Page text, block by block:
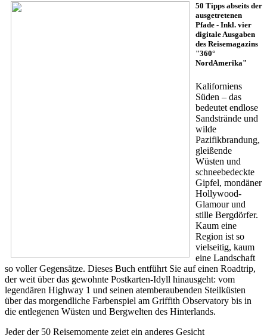
50 Tipps abseits der
ausgetretenen
Pfade - Inkl. vier
digitale Ausgaben
des Reisemagazins
"360°
NordAmerika"
Kaliforniens
Süden – das
bedeutet endlose
Sandstrände und
wilde
Pazifikbrandung,
gleißende
Wüsten und
schneebedeckte
Gipfel, mondäner
Hollywood-
Glamour und
stille Bergdörfer.
Kaum eine
Region ist so
vielseitig, kaum
eine Landschaft
so voller Gegensätze. Dieses Buch entführt Sie auf einen Roadtrip,
der weit über das gewohnte Postkarten-Idyll hinausgeht: vom
legendären Highway 1 und seinen atemberaubenden Steilküsten
über das morgendliche Farbenspiel am Griffith Observatory bis in
die entlegenen Wüsten und Bergwelten des Hinterlands.
Jeder der 50 Reisemomente zeigt ein anderes Gesicht